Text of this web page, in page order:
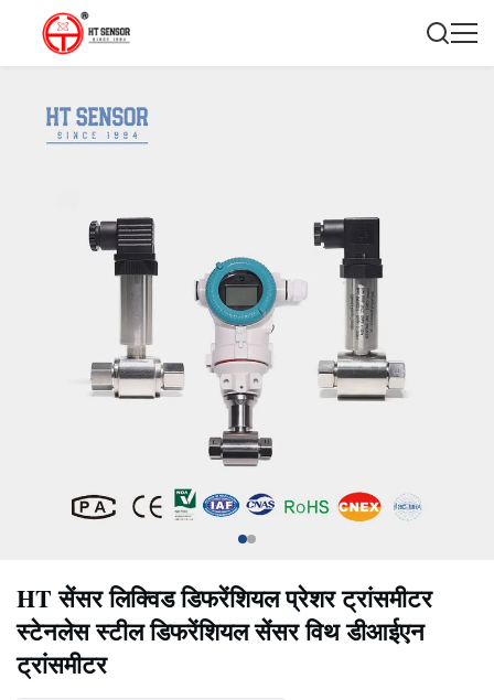
HT सेंसर लिक्विड डिफरेंशियल प्रेशर ट्रांसमीटर
स्टेनलेस स्टील डिफरेंशियल सेंसर विथ डीआईएन
ट्रांसमीटर